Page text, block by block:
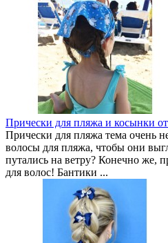
Прически для пляжа и косынки
Прически для пляжа тема очень
волосы для пляжа, чтобы они
путались на ветру? Конечно же,
для волос! Бантики ...